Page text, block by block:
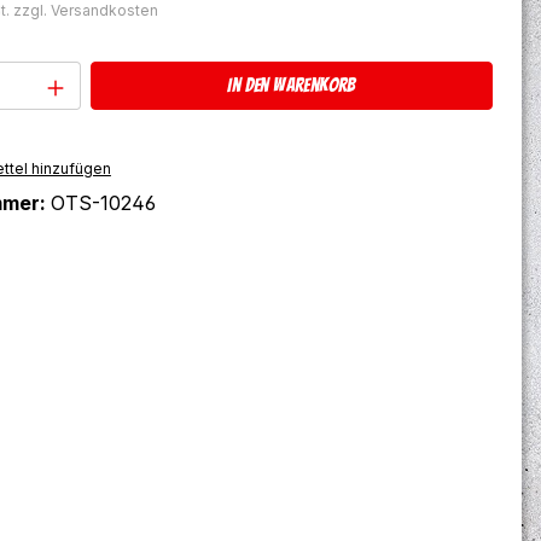
zzgl. Versandkosten
Anzahl: Gib den gewünschten Wert
In den Warenkorb
hinzufügen
OTS-10246